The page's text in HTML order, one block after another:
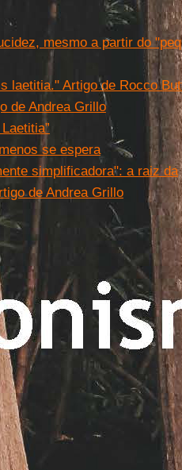
mesmo a partir do
laetitia." Artigo de Rocco
de Andrea Grillo
se espera
simplificadora": a raiz da
de Andrea Grillo